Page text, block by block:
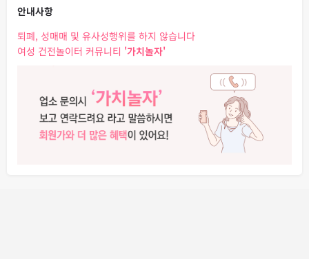
안내사항
퇴폐, 성매매 및 유사성행위를 하지 않습니다
여성 건전놀이터 커뮤니티 '가치놀자'